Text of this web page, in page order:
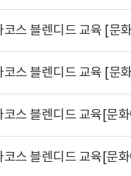
스 블렌디드 교육 [문
스 블렌디드 교육 [문
스 블렌디드 교육[문
스 블렌디드 교육[문